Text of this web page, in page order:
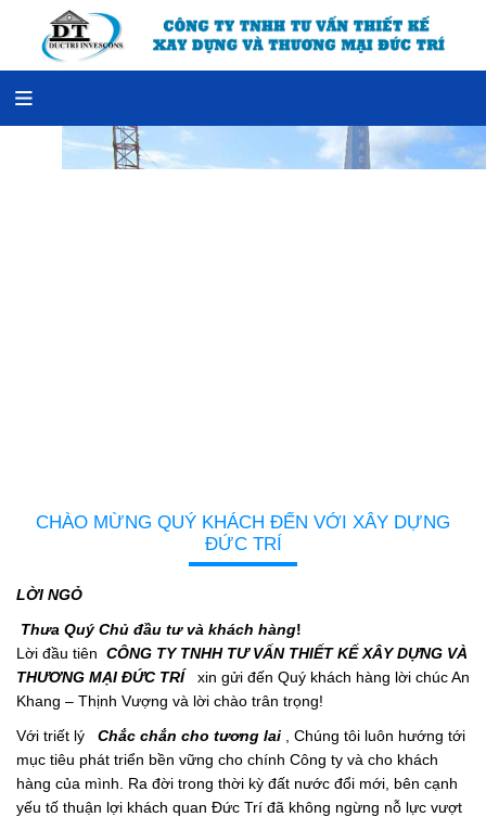
CHÀO MỪNG QUÝ KHÁCH ĐẾN VỚI XÂY DỰNG
ĐỨC TRÍ
LỜI NGỎ
Thưa Quý Chủ đầu tư và khách hàng!
Lời đầu tiên CÔNG TY TNHH TƯ VẤN THIẾT KẾ XÂY DỰNG VÀ
THƯƠNG MẠI ĐỨC TRÍ
xin gửi đến Quý khách hàng lời chúc An
Khang – Thịnh Vượng và lời chào trân trọng!
Với triết lý Chắc chắn cho tương lai
, Chúng tôi luôn hướng tới
mục tiêu phát triển bền vững cho chính Công ty và cho khách
hàng của mình. Ra đời trong thời kỳ đất nước đổi mới, bên cạnh
yếu tố thuận lợi khách quan Đức Trí đã không ngừng nỗ lực vượt